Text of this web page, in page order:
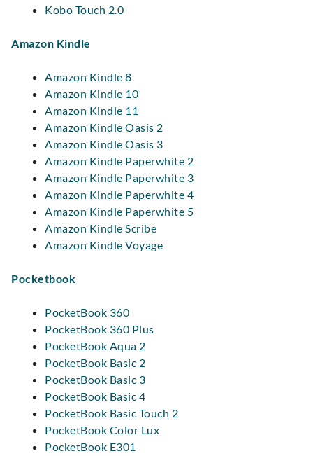
Kobo Touch 2.0
Amazon Kindle
Amazon Kindle 8
Amazon Kindle 10
Amazon Kindle 11
Amazon Kindle Oasis 2
Amazon Kindle Oasis 3
Amazon Kindle Paperwhite 2
Amazon Kindle Paperwhite 3
Amazon Kindle Paperwhite 4
Amazon Kindle Paperwhite 5
Amazon Kindle Scribe
Amazon Kindle Voyage
Pocketbook
PocketBook 360
PocketBook 360 Plus
PocketBook Aqua 2
PocketBook Basic 2
PocketBook Basic 3
PocketBook Basic 4
PocketBook Basic Touch 2
PocketBook Color Lux
PocketBook E301